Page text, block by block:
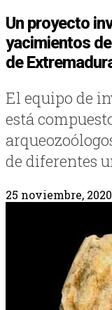
Un proyecto
yacimientos
de
El equipo de
está
de diferentes
25 noviembre, 2020